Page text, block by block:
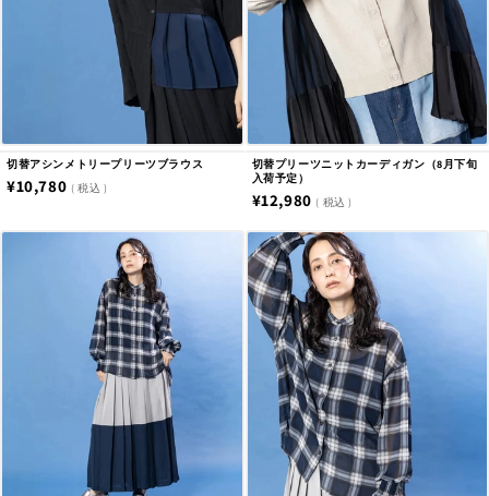
切替アシンメトリープリーツブラウス
通
¥10,780 税込
切替プリーツニットカーディガン（8月下旬
入荷予定）
通
常
価
格
¥12,980 税込